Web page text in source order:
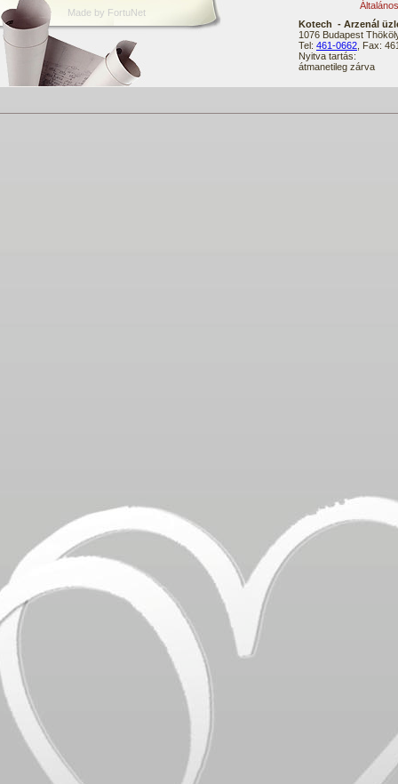
Made by FortuNet
Kotech - Arzenál
1076 Budapest
Tel: 461-0662 , Fax:
Nyitva tartás:
átmanetileg zárva